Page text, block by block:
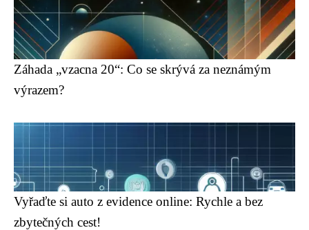
Záhada „vzacna 20“: Co se skrývá za neznámým
výrazem?
Vyřaďte si auto z evidence online: Rychle a bez
zbytečných cest!